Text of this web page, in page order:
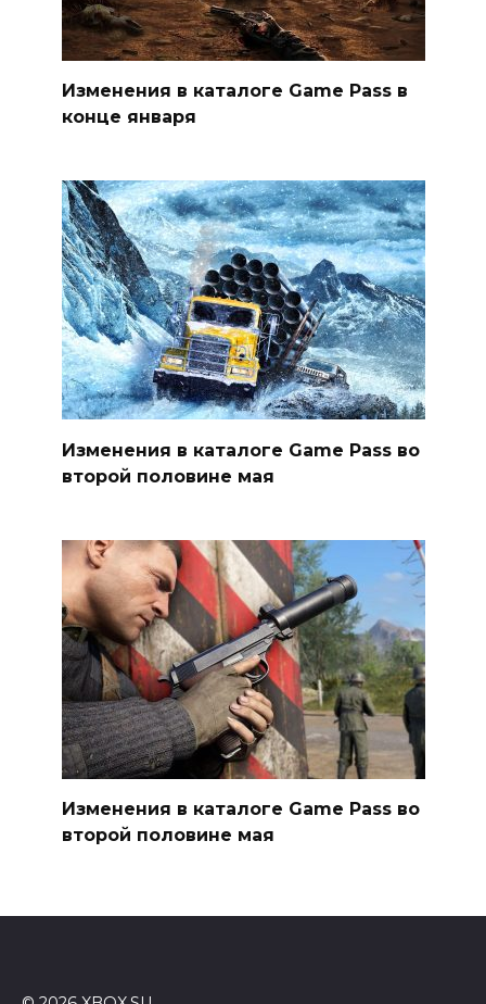
Изменения в каталоге Game Pass в
конце января
Изменения в каталоге Game Pass во
второй половине мая
Изменения в каталоге Game Pass во
второй половине мая